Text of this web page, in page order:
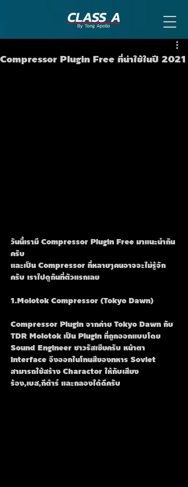
Compressor Plugin Free ที่น่าใช้ในปี 2021
วันนี้เรามี Compressor Plugin Free มาแนะนำกัน
ครับ
และเป็น Compressor ที่หลายๆคนอาจจะไม่รู้จัก
ครับ เราไปดูกันที่ตัวแรกเลย
1.Molotok Compressor (Tokyo Dawn)
Compressor Plugin จากค่าย Tokyo Dawn กับ
TDR Molotok เป็น Plugin ที่ถูกออกแบบโดย
Sound Engineer ชาวรัสเซียครับ หน้าตา
Interface จึงออกในโทนสีของทหาร Soviet
สามารถใช้สร้าง Charactor ให้กับเสียง
ร้อง,เบส,กีต้าร์ และกลองได้ดีครับ